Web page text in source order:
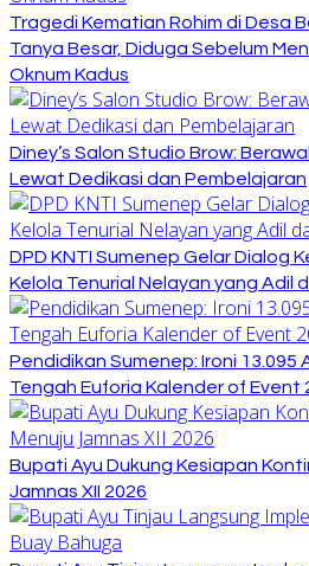
Tragedi Kematian Rohim di Desa
Tanya Besar, Diduga Sebelum
Oknum Kadus
Diney’s Salon Studio Brow:
Lewat Dedikasi dan Pembelajaran
DPD KNTI Sumenep Gelar Dialog
Kelola Tenurial Nelayan yang Adil
Pendidikan Sumenep: Ironi 13.095
Tengah Euforia Kalender of Event
Bupati Ayu Dukung Kesiapan
Jamnas XII 2026